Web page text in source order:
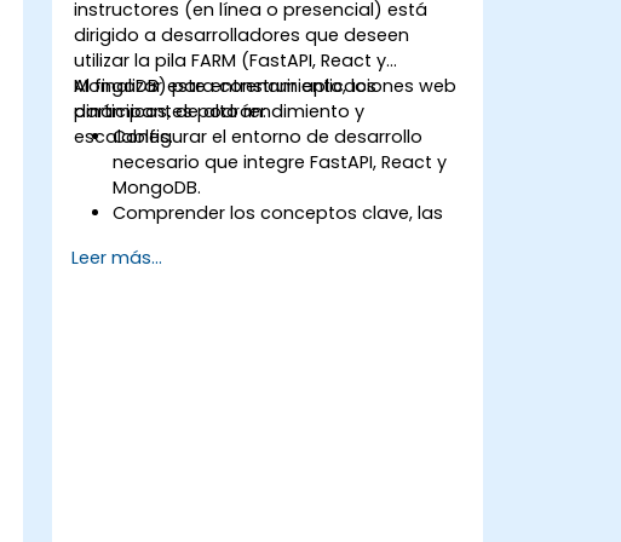
instructores (en línea o presencial) está
dirigido a desarrolladores que deseen
utilizar la pila FARM (FastAPI, React y
MongoDB) para construir aplicaciones web
dinámicas, de alto rendimiento y
escalables.
Al finalizar este entrenamiento, los
participantes podrán:
Configurar el entorno de desarrollo
necesario que integre FastAPI, React y
MongoDB.
Comprender los conceptos clave, las
pila FARM.
Leer más...